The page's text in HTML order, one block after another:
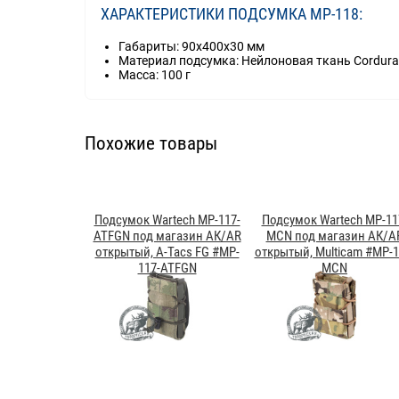
ХАРАКТЕРИСТИКИ ПОДСУМКА MP-118:
Габариты: 90x400x30 мм
Материал подсумка: Нейлоновая ткань
Масса: 100 г
Похожие товары
Подсумок Wartech MP-117-
ATFGN под магазин АК/AR
открытый, A-Tacs FG #MP-
117-ATFGN
Подсумок Wartech MP-
MCN под магазин АК/
открытый, Multicam #MP-
MCN